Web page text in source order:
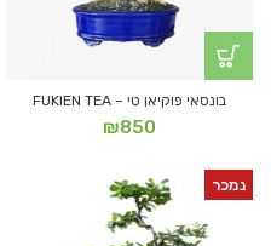
בונסאי פוקיאן טי – FUKIEN TEA
₪850
נמכר